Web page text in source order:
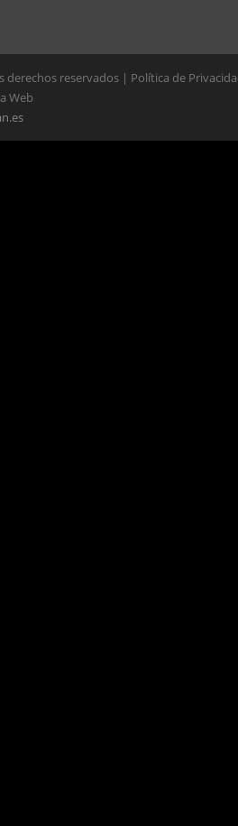
derechos reservados | Política de
Web